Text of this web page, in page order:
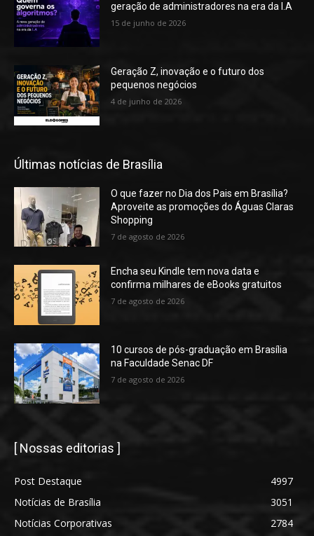
geração de administradores na era da I.A
15 de junho de 2026
Geração Z, inovação e o futuro dos
pequenos negócios
4 de junho de 2026
Últimas notícias de Brasília
O que fazer no Dia dos Pais em Brasília?
Aproveite as promoções do Águas Claras
Shopping
7 de agosto de 2026
Encha seu Kindle tem nova data e
confirma milhares de eBooks gratuitos
7 de agosto de 2026
10 cursos de pós-graduação em Brasília
na Faculdade Senac DF
7 de agosto de 2026
[ Nossas editorias ]
Post Destaque
4997
Notícias de Brasília
3051
Notícias Corporativas
2784